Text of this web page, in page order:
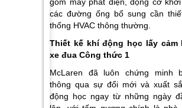
các đường ống bổ sung cần
thống HVAC thông thường.
Thiết kế khí động học lấy cảm
xe đua Công thức 1
McLaren đã luôn chứng minh
thông qua sự đổi mới và xuất
động học ngay từ những ngày